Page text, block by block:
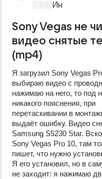
Sony Vegas не
видео снятые
(mp4)
Я загрузил Sony Vegas
выбираю видео с
нажимаю на него, то под
никакого пояснения, при
перетаскивании в
выдаёт ошибку. Видео
Samsung S5230 Star.
Sony Vegas Pro 10, там
пишет, что нужно
Я его установил, но в
не заходит: я нажимаю